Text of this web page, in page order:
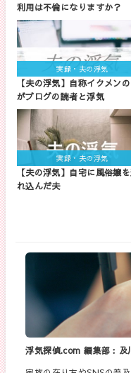
利用は不倫になりますか？
実録・夫の浮気
【夫の浮気】自称イクメン
がブログの読者と浮気
実録・夫の浮気
【夫の浮気】自宅に風俗嬢
れ込んだ夫
浮気探偵.com 編集部︰及